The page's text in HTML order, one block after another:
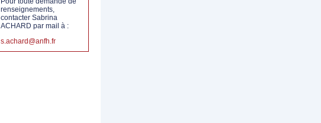
renseignements,
contacter Sabrina
ACHARD par mail à :
s.achard@anfh.fr